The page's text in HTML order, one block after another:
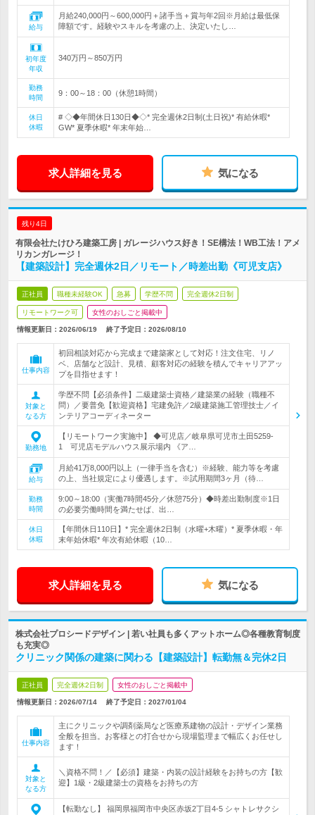
給与
月給240,000円～600,000円＋諸手当＋賞与年2回※月給は最低保
障額です。経験やスキルを考慮の上、決定いたし…
初年度
年収
340万円～850万円
勤務
時間
9：00～18：00（休憩1時間）
休日
休暇
# ◇◆年間休日130日◆◇* 完全週休2日制(土日祝)* 有給休暇*
GW* 夏季休暇* 年末年始…
求人詳細を見る 気になる
残り4日
有限会社たけひろ建築工房 | ガレージハウス好き！SE構法！WB工法！アメ
リカンガレージ！
【建築設計】完全週休2日／リモート／時差出勤《可児支店》
正社員 職種未経験OK 急募 学歴不問 完全週休2日制
リモートワーク可 女性のおしごと掲載中
情報更新日：2026/06/19 終了予定日： 2026/08/10
仕事内容
初回相談対応から完成まで建築家として対応！注文住宅、リノ
ベ、店舗など設計、見積、顧客対応の経験を積んでキャリアアッ
プを目指せます！
対象と
なる方
学歴不問【必須条件】二級建築士資格／建築業の経験（職種不
問）／要普免【歓迎資格】宅建免許／2級建築施工管理技士／イ
ンテリアコーディネーター
勤務地
【リモートワーク実施中】 ◆可児店／岐阜県可児市土田5259-
1 可児店モデルハウス展示場内 《ア…
給与
月給41万8,000円以上（一律手当を含む）※経験、能力等を考慮
の上、当社規定により優遇します。※試用期間3ヶ月（待…
勤務
時間
9:00～18:00（実働7時間45分／休憩75分）◆時差出勤制度※1日
の必要労働時間を満たせば、出…
休日
休暇
【年間休日110日】* 完全週休2日制（水曜+木曜）* 夏季休暇・年
末年始休暇* 年次有給休暇（10…
求人詳細を見る 気になる
株式会社プロシードデザイン | 若い社員も多くアットホーム◎各種教育制度
も充実◎
クリニック関係の建築に関わる【建築設計】転勤無＆完休2日
正社員 完全週休2日制 女性のおしごと掲載中
情報更新日：2026/07/14 終了予定日： 2027/01/04
仕事内容
主にクリニックや調剤薬局など医療系建物の設計・デザイン業務
全般を担当。お客様との打合せから現場監理まで幅広くお任せし
ます！
対象と
なる方
＼資格不問！／【必須】建築・内装の設計経験をお持ちの方【歓
迎】1級・2級建築士の資格をお持ちの方
【転勤なし】 福岡県福岡市中央区赤坂2丁目4‐5 シャトレサクシ